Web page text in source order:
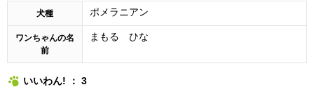
犬種 ポメラニアン
ワンちゃんの名
前
まもる ひな
いいわん! ： 3